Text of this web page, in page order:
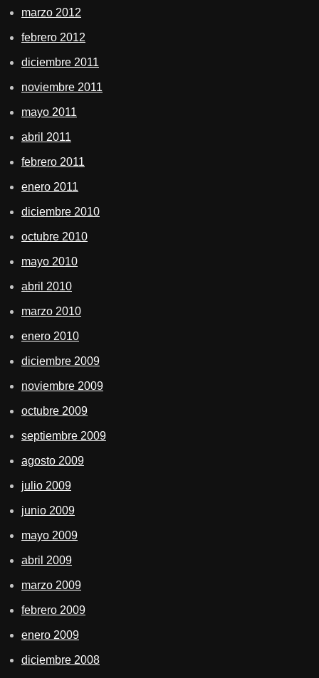
marzo 2012
febrero 2012
diciembre 2011
noviembre 2011
mayo 2011
abril 2011
febrero 2011
enero 2011
diciembre 2010
octubre 2010
mayo 2010
abril 2010
marzo 2010
enero 2010
diciembre 2009
noviembre 2009
octubre 2009
septiembre 2009
agosto 2009
julio 2009
junio 2009
mayo 2009
abril 2009
marzo 2009
febrero 2009
enero 2009
diciembre 2008